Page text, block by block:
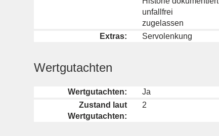
unfallfrei
zugelassen
Extras:
Servolenkung
Wertgutachten
Wertgutachten:
Ja
Zustand laut
Wertgutachten:
2